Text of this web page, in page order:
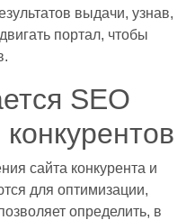
выдачи, узнав,
портал, чтобы
SEO
сайта конкурента и
для оптимизации,
определить, в